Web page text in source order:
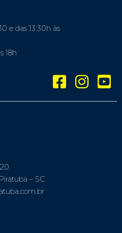
e das 13:30h às
18h
– SC